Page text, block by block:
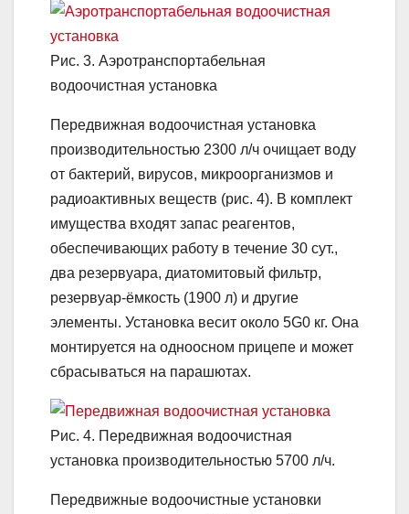
Рис. 3. Аэротранспортабельная
водоочистная установка
Передвижная водоочистная установка
производительностью 2300 л/ч очищает воду
от бактерий, вирусов, микроорганизмов и
радиоактивных веществ (рис. 4). В комплект
имущества входят запас реагентов,
обеспечивающих работу в течение 30 сут.,
два резервуара, диатомитовый фильтр,
резервуар-ёмкость (1900 л) и другие
элементы. Установка весит около 5G0 кг. Она
монтируется на одноосном прицепе и может
сбрасываться на парашютах.
Рис. 4. Передвижная водоочистная
установка производительностью 5700 л/ч.
Передвижные водоочистные установки